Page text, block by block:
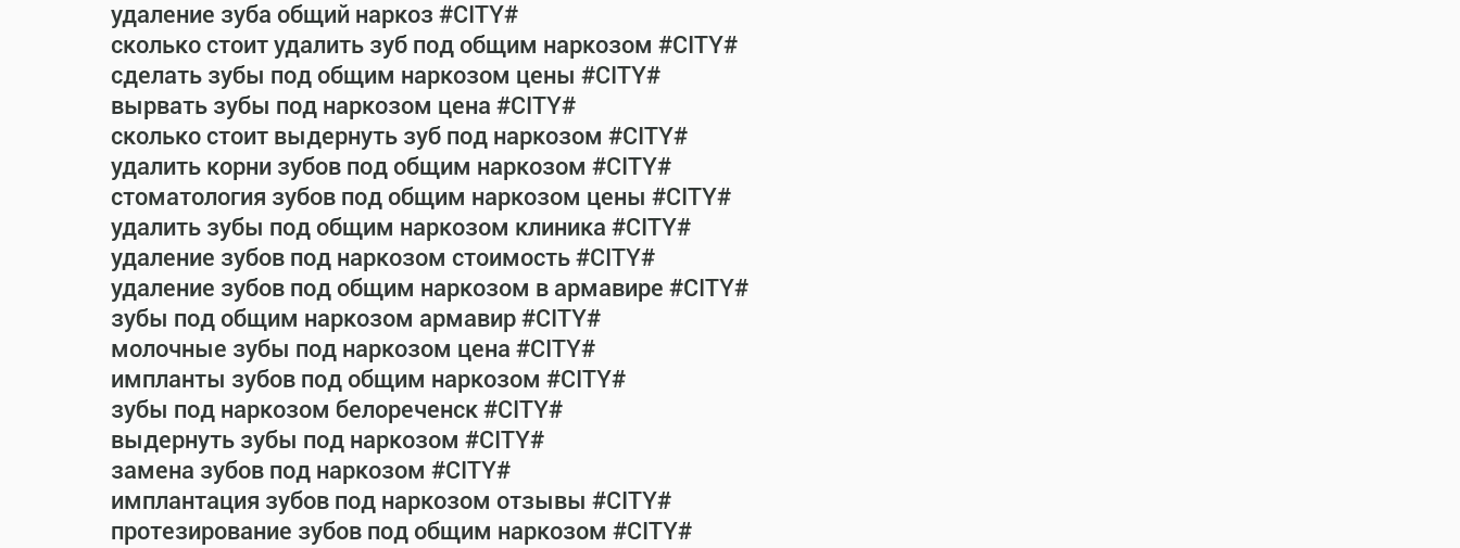
удаление зуба общий наркоз #CITY#
сколько стоит удалить зуб под общим наркозом #CITY#
сделать зубы под общим наркозом цены #CITY#
вырвать зубы под наркозом цена #CITY#
сколько стоит выдернуть зуб под наркозом #CITY#
удалить корни зубов под общим наркозом #CITY#
стоматология зубов под общим наркозом цены #CITY#
удалить зубы под общим наркозом клиника #CITY#
удаление зубов под наркозом стоимость #CITY#
удаление зубов под общим наркозом в армавире #CITY#
зубы под общим наркозом армавир #CITY#
молочные зубы под наркозом цена #CITY#
импланты зубов под общим наркозом #CITY#
зубы под наркозом белореченск #CITY#
выдернуть зубы под наркозом #CITY#
замена зубов под наркозом #CITY#
имплантация зубов под наркозом отзывы #CITY#
протезирование зубов под общим наркозом #CITY#